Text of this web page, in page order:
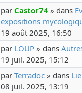
par Castor74» dans
expositions
19 août 2025, 16:50
par LOUP» dans
19 juil. 2025, 15:12
par Terradoc» dans
08 juil. 2025, 13:19